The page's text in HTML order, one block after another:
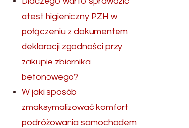
atest higieniczny PZH w
połączeniu z dokumentem
deklaracji zgodności przy
zakupie zbiornika
betonowego?
W jaki sposób
zmaksymalizować komfort
podróżowania samochodem